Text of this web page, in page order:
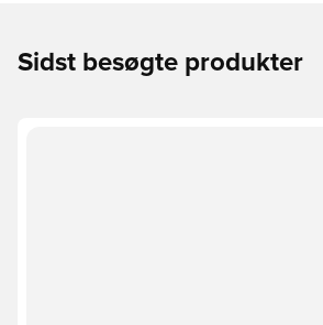
Sidst besøgte produkter